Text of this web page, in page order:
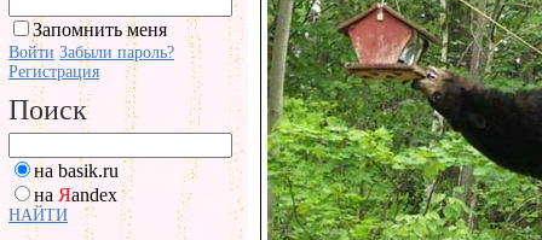
Запомнить меня
Войти Забыли пароль?
Регистрация
Поиск
на basik.ru
на Яandex
НАЙТИ